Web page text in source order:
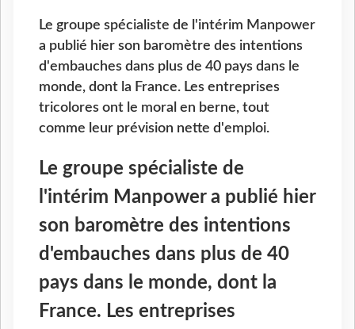
Le groupe spécialiste de l'intérim Manpower
a publié hier son baromètre des intentions
d'embauches dans plus de 40 pays dans le
monde, dont la France. Les entreprises
tricolores ont le moral en berne, tout
comme leur prévision nette d'emploi.
Le groupe spécialiste de
l'intérim Manpower a publié hier
son baromètre des intentions
d'embauches dans plus de 40
pays dans le monde, dont la
France. Les entreprises